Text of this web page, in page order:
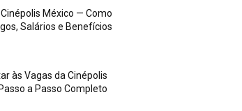
México — Como
Salários e Benefícios
às Vagas da Cinépolis
a Passo Completo